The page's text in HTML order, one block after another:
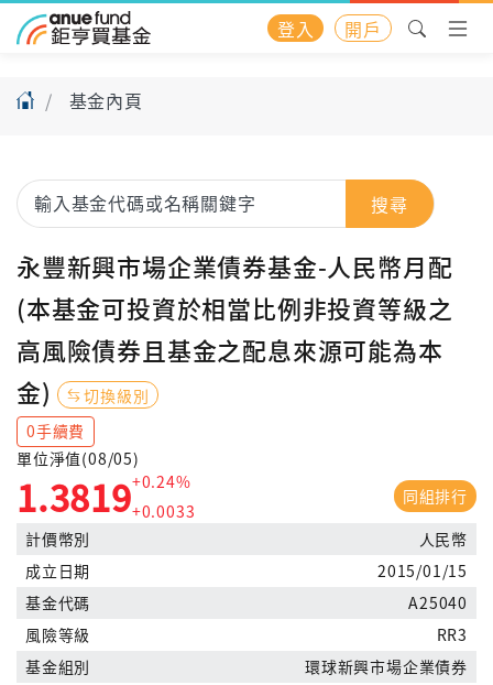
登入 開戶
基金內頁
搜尋
永豐新興市場企業債券基金-人民幣月配
(本基金可投資於相當比例非投資等級之
高風險債券且基金之配息來源可能為本
金)
切換級別
0手續費
單位淨值(08/05)
1.3819+0.24%
+0.0033
同組排行
計價幣別
人民幣
成立日期
2015/01/15
基金代碼
A25040
風險等級
RR3
基金組別
環球新興市場企業債券